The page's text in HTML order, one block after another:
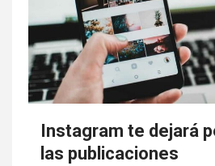
Instagram te dejará
las publicaciones